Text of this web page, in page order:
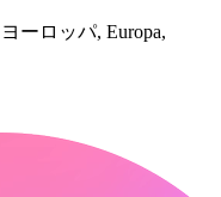
ヨーロッパ, Europa,